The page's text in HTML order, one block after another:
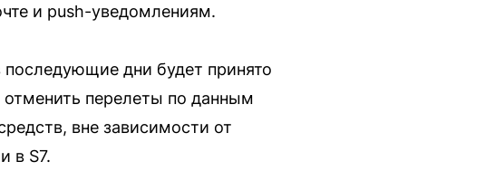
и push-уведомлениям.
дни будет принято
перелеты по данным
вне зависимости от
в S7.